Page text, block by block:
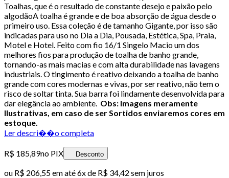
Toalhas, que é o resultado de constante desejo e paixão pelo
algodãoA toalha é grande e de boa absorção de água desde o
primeiro uso. Essa coleção é de tamanho Gigante, por isso são
indicadas para uso no Dia a Dia, Pousada, Estética, Spa, Praia,
Motel e Hotel. Feito com fio 16/1 Singelo Macio um dos
melhores fios para produção de toalha de banho grande,
tornando-as mais macias e com alta durabilidade nas lavagens
industriais. O tingimento é reativo deixando a toalha de banho
grande com cores modernas e vivas, por ser reativo, não tem o
risco de soltar tinta. Sua barra foi lindamente desenvolvida para
dar elegância ao ambiente. Obs: Imagens meramente
Ilustrativas, em caso de ser Sortidos enviaremos cores em
estoque.
Ler descri��o completa
R$ 185,89no PIX Desconto
ou R$ 206,55em até6x de R$ 34,42 sem juros